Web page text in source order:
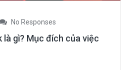
No Responses
là gì? Mục đích của việc